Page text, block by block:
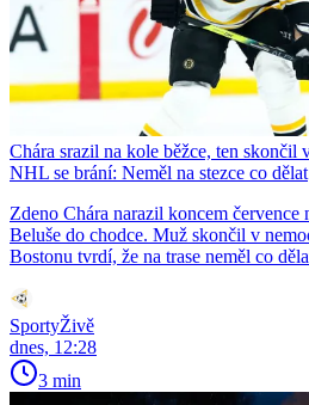
Chára srazil na kole běžce, ten
NHL se brání: Neměl na stezce co dělat
Zdeno Chára narazil koncem července
Beluše do chodce. Muž skončil v
Bostonu tvrdí, že na trase neměl co
SportyŽivě
dnes, 12:28
3 min